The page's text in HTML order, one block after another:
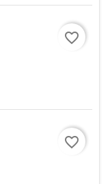
favorite_border
favorite_border